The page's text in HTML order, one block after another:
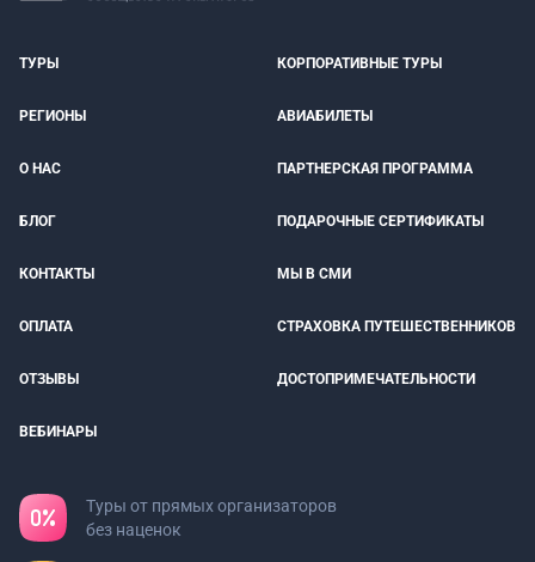
ТУРЫ КОРПОРАТИВНЫЕ ТУРЫ
РЕГИОНЫ АВИАБИЛЕТЫ
О НАС ПАРТНЕРСКАЯ ПРОГРАММА
БЛОГ ПОДАРОЧНЫЕ СЕРТИФИКАТЫ
КОНТАКТЫ МЫ В СМИ
ОПЛАТА СТРАХОВКА ПУТЕШЕСТВЕННИКОВ
ОТЗЫВЫ ДОСТОПРИМЕЧАТЕЛЬНОСТИ
ВЕБИНАРЫ
Туры от прямых организаторов
без наценок